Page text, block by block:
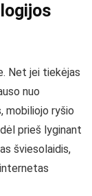
Net jei tiekėjas
nuo
mobiliojo ryšio
prieš lyginant
šviesolaidis,